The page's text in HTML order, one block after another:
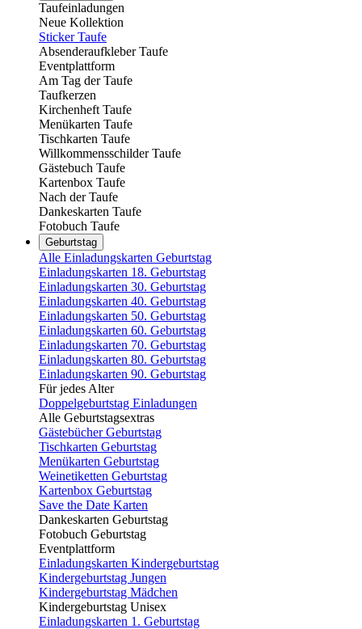
Taufeinladungen
Neue Kollektion
Sticker Taufe
Absenderaufkleber Taufe
Eventplattform
Am Tag der Taufe
Taufkerzen
Kirchenheft Taufe
Menükarten Taufe
Tischkarten Taufe
Willkommensschilder Taufe
Gästebuch Taufe
Kartenbox Taufe
Nach der Taufe
Dankeskarten Taufe
Fotobuch Taufe
Geburtstag
Alle Einladungskarten Geburtstag
Einladungskarten 18. Geburtstag
Einladungskarten 30. Geburtstag
Einladungskarten 40. Geburtstag
Einladungskarten 50. Geburtstag
Einladungskarten 60. Geburtstag
Einladungskarten 70. Geburtstag
Einladungskarten 80. Geburtstag
Einladungskarten 90. Geburtstag
Für jedes Alter
Doppelgeburtstag Einladungen
Alle Geburtstagsextras
Gästebücher Geburtstag
Tischkarten Geburtstag
Menükarten Geburtstag
Weinetiketten Geburtstag
Kartenbox Geburtstag
Save the Date Karten
Dankeskarten Geburtstag
Fotobuch Geburtstag
Eventplattform
Einladungskarten Kindergeburtstag
Kindergeburtstag Jungen
Kindergeburtstag Mädchen
Kindergeburtstag Unisex
Einladungskarten 1. Geburtstag